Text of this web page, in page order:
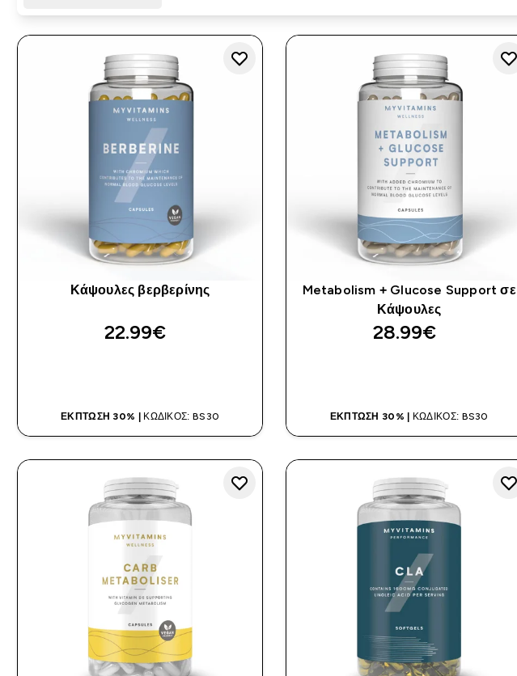
Κάψουλες βερβερίνης
22.99€‎
ΈΚΠΤΩΣΗ 30% | ΚΩΔΙΚΌΣ: BS30
Metabolism + Glucose Support σε
Κάψουλες
28.99€‎
ΈΚΠΤΩΣΗ 30% | ΚΩΔΙΚΌΣ: BS30